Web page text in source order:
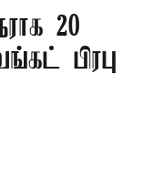
20
பிரபு